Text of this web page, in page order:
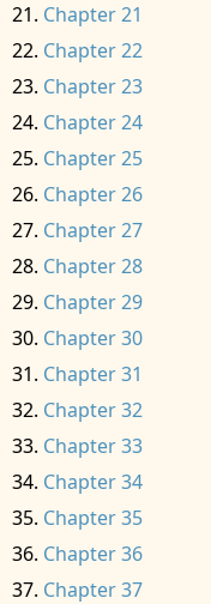
Chapter 21
Chapter 22
Chapter 23
Chapter 24
Chapter 25
Chapter 26
Chapter 27
Chapter 28
Chapter 29
Chapter 30
Chapter 31
Chapter 32
Chapter 33
Chapter 34
Chapter 35
Chapter 36
Chapter 37